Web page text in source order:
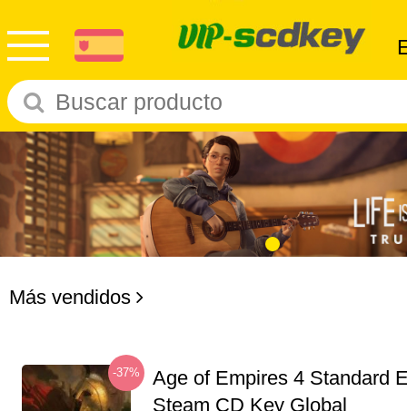
Más vendidos
-37%
Age of Empires 4 Standard
Steam CD Key Global